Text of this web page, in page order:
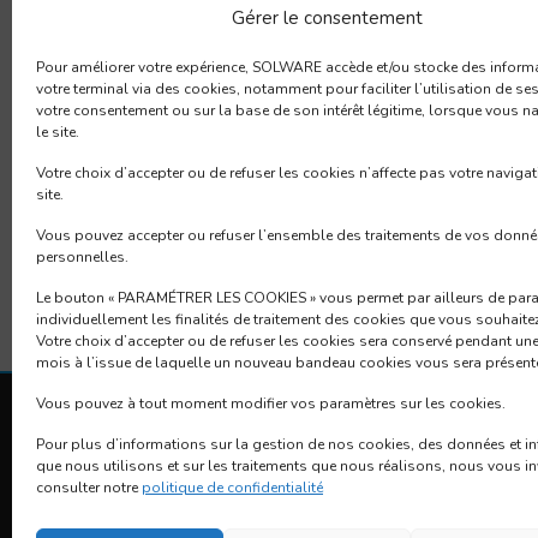
Gérer le consentement
Pour améliorer votre expérience, SOLWARE accède et/ou stocke des
votre terminal via des cookies, notamment pour faciliter l’utilisation de
votre consentement ou sur la base de son intérêt légitime, lorsque vous
le site.
Votre choix d’accepter ou de refuser les cookies n’affecte pas votre
site.
Vous pouvez accepter ou refuser l’ensemble des traitements de vos
personnelles.
Le bouton « PARAMÉTRER LES COOKIES » vous permet par ailleurs de
individuellement les finalités de traitement des cookies que vous
Votre choix d’accepter ou de refuser les cookies sera conservé pendant
mois à l’issue de laquelle un nouveau bandeau cookies vous sera
Vous pouvez à tout moment modifier vos paramètres sur les cookies.
Pour plus d’informations sur la gestion de nos cookies, des données et
que nous utilisons et sur les traitements que nous réalisons, nous vous
consulter notre politique de confidentialité
Siège Social
53 rue de l’étang Bât B 69760